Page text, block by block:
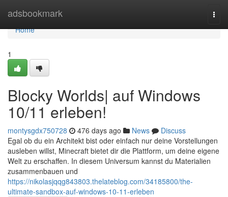
adsbookmark
Home
Home
1
Blocky Worlds| auf Windows
10/11 erleben!
montysgdx750728 476 days ago News
Discuss
Egal ob du ein Architekt bist oder einfach nur deine Vorstellungen
ausleben willst, Minecraft bietet dir die Plattform, um deine eigene
Welt zu erschaffen. In diesem Universum kannst du Materialien
zusammenbauen und
https://nikolasjqqg843803.thelateblog.com/34185800/the-
ultimate-sandbox-auf-windows-10-11-erleben